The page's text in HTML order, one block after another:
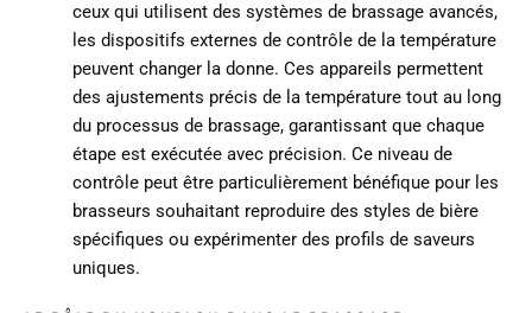
ceux qui utilisent des systèmes de brassage avancés,
les dispositifs externes de contrôle de la température
peuvent changer la donne. Ces appareils permettent
des ajustements précis de la température tout au long
du processus de brassage, garantissant que chaque
étape est exécutée avec précision. Ce niveau de
contrôle peut être particulièrement bénéfique pour les
brasseurs souhaitant reproduire des styles de bière
spécifiques ou expérimenter des profils de saveurs
uniques.